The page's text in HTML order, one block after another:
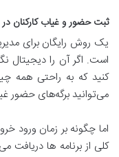
ثبت حضور و غیاب کارکنان
یک روش رایگان برای
است. اگر آن را دیجیتال
کنید که به راحتی همه
می‌توانید برگه‌های حضور
اما چگونه بر زمان ورود
کلی از برنامه ها